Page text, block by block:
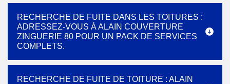
RECHERCHE DE FUITE DANS LES TOITURES :
ADRESSEZ-VOUS À ALAIN COUVERTURE
ZINGUERIE 80 POUR UN PACK DE SERVICES
COMPLETS.
RECHERCHE DE FUITE DE TOITURE : ALAIN